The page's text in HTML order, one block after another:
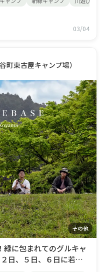
時間は、きっと特別な思
た行きたい！」がきっ
03/04
町東古屋キャンプ場）
その他
緑に包まれてのグルキャ
日、５日、６日に若干